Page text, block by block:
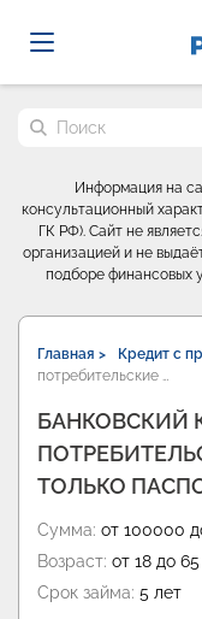
Probrokery -
Поиск по
Информация на
консультационный
ГК РФ). Сайт не
организацией и не
подборе финансовых
Главная > Кредит с
потребительские …
БАНКОВСКИЙ
ТОЛЬКО
Сумма: от 100000
Возраст: от 18 до 65
Срок займа: 5 лет